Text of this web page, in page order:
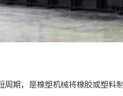
周期，是橡塑机械将橡胶或塑料